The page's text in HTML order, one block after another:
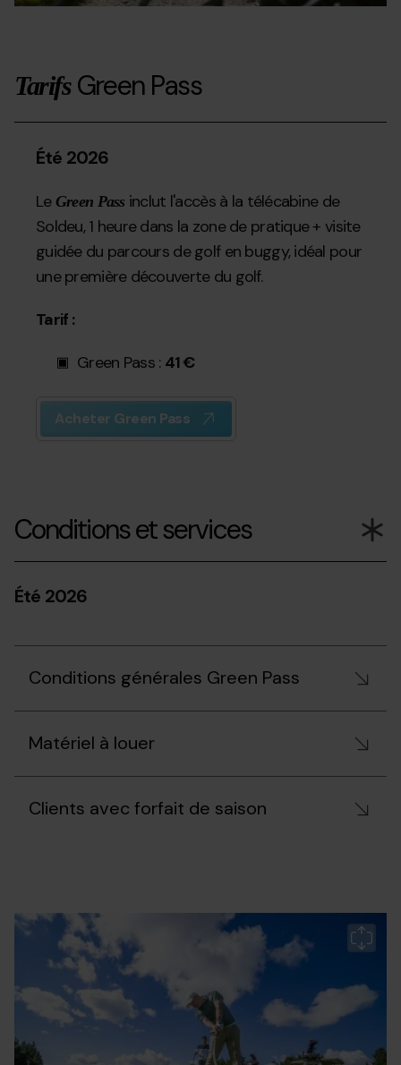
Tarifs Green Pass
Été 2026
Le Green Pass inclut l'accès à la télécabine de
Soldeu, 1 heure dans la zone de pratique + visite
guidée du parcours de golf en buggy, idéal pour
une première découverte du golf.
Tarif :
Green Pass : 41 €
Acheter Green Pass
Conditions et services
Été 2026
Conditions générales Green Pass
Matériel à louer
Clients avec forfait de saison
GV-
verano-
actividades-
servicios-
golf-
3c2.jpg
Grandvalira